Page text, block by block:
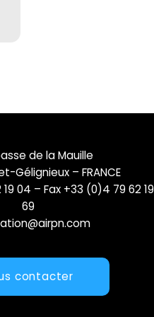
de la Mauille
Gélignieux – FRANCE
04 – Fax +33 (0)4 79 62 19
69
contacter